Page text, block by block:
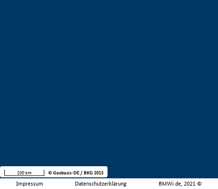
Impressum Datenschutzerklärung BMWi.de, 2021 ©
100 km © Geobasis-DE / BKG 2015